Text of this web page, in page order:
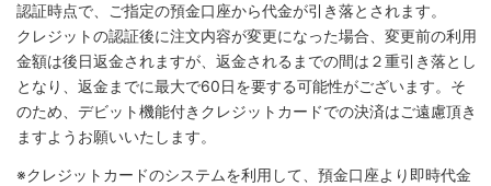
認証時点で、ご指定の預金口座から代金が引き落とされます。
クレジットの認証後に注文内容が変更になった場合、変更前の利用
金額は後日返金されますが、返金されるまでの間は２重引き落とし
となり、返金までに最大で60日を要する可能性がございます。そ
のため、デビット機能付きクレジットカードでの決済はご遠慮頂き
ますようお願いいたします。
※クレジットカードのシステムを利用して、預金口座より即時代金